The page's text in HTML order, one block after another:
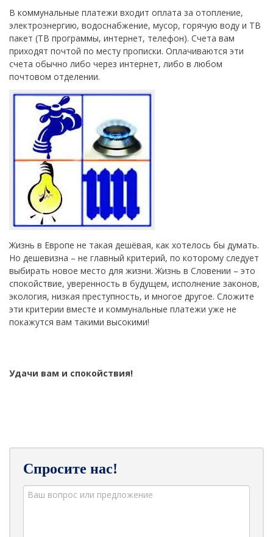
В коммунальные платежи входит оплата за отопление,
электроэнергию, водоснабжение, мусор, горячую воду и ТВ
пакет (ТВ программы, интернет, телефон). Счета вам
приходят почтой по месту прописки. Оплачиваются эти
счета обычно либо через интернет, либо в любом
почтовом отделении.
Жизнь в Европе не такая дешёвая, как хотелось бы думать.
Но дешевизна – не главный критерий, по которому следует
выбирать новое место для жизни. Жизнь в Словении – это
спокойствие, уверенность в будущем, исполнение законов,
экология, низкая преступность, и многое другое. Сложите
эти критерии вместе и коммунальные платежи уже не
покажутся вам такими высокими!
Удачи вам и спокойствия!
Спросите нас!